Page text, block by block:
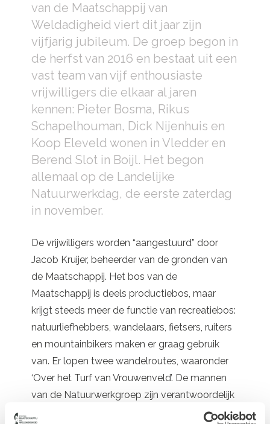
van de Maatschappij van
Weldadigheid viert dit jaar zijn
vijfjarig jubileum. De groep begon in
de herfst van 2016 en bestaat uit een
vast team van vijf enthousiaste
vrijwilligers die elkaar al jaren
kennen: Pieter Bosma, Rikus
Schapelhouman, Dick Nijenhuis en
Koop Eleveld wonen in Vledder en
Berend Slot in Boijl. Het begon
allemaal op de Landelijke
Natuurwerkdag, de eerste zaterdag
in november.
De vrijwilligers worden “aangestuurd” door
Jacob Kruijer, beheerder van de gronden van
de Maatschappij. Het bos van de
Maatschappij is deels productiebos, maar
krijgt steeds meer de functie van recreatiebos:
natuurliefhebbers, wandelaars, fietsers, ruiters
en mountainbikers maken er graag gebruik
van. Er lopen twee wandelroutes, waaronder
‘Over het Turf van Vrouwenveld’. De mannen
van de Natuurwerkgroep zijn verantwoordelijk
voor het beheer van het Vrouwenveld bij